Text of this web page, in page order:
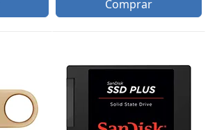
Comprar